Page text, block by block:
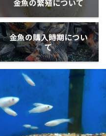
金魚の繁殖について
金魚の購入時期につい
て